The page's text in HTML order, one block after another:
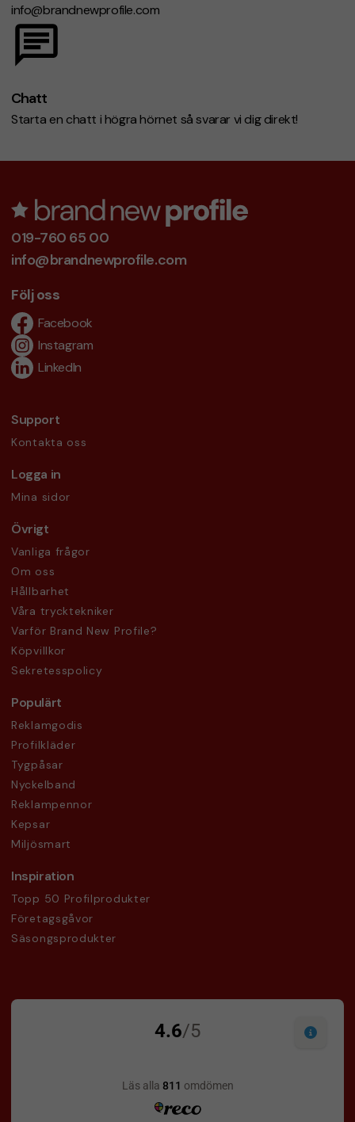
info@brandnewprofile.com
Chatt
Starta en chatt i högra hörnet så svarar vi dig direkt!
019-760 65 00
info@brandnewprofile.com
Följ oss
Facebook
Instagram
LinkedIn
Support
Kontakta oss
Logga in
Mina sidor
Övrigt
Vanliga frågor
Om oss
Hållbarhet
Våra trycktekniker
Varför Brand New Profile?
Köpvillkor
Sekretesspolicy
Populärt
Reklamgodis
Profilkläder
Tygpåsar
Nyckelband
Reklampennor
Kepsar
Miljösmart
Inspiration
Topp 50 Profilprodukter
Företagsgåvor
Säsongsprodukter